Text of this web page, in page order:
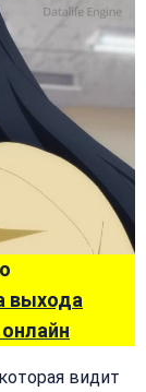
выхода
видит